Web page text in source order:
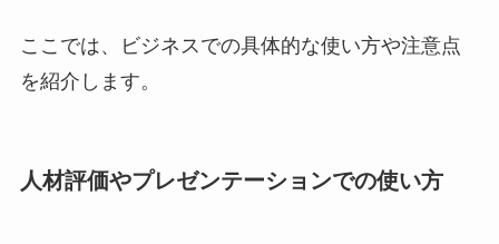
ここでは、ビジネスでの具体的な使い方や注意点
を紹介します。
人材評価やプレゼンテーションでの使い方